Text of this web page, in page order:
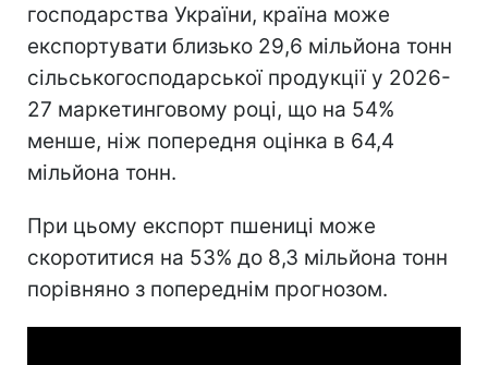
господарства України, країна може
експортувати близько 29,6 мільйона тонн
сільськогосподарської продукції у 2026-
27 маркетинговому році, що на 54%
менше, ніж попередня оцінка в 64,4
мільйона тонн.
При цьому експорт пшениці може
скоротитися на 53% до 8,3 мільйона тонн
порівняно з попереднім прогнозом.